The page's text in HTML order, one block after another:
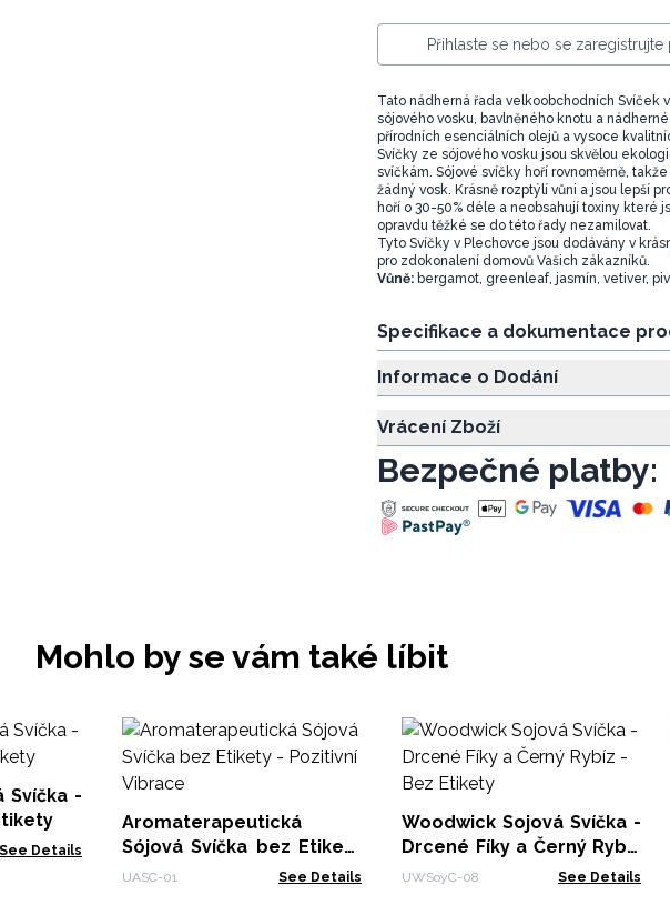
Přihlaste se nebo se
Tato nádherná řada velkoobchodních Svíček
sójového vosku, bavlněného knotu a
přírodních esenciálních olejů a vysoce
Svíčky ze sójového vosku jsou skvělou
svíčkám. Sójové svíčky hoří rovnoměrně,
žádný vosk. Krásně rozptýlí vůni a jsou lepší
hoří o 30-50% déle a neobsahují toxiny které
opravdu těžké se do této řady nezamilovat.
Tyto Svíčky v Plechovce jsou dodávány v
pro zdokonalení domovů Vašich zákazníků.
Vůně:bergamot, greenleaf, jasmín, vetiver,
Specifikace a dokumentace
Informace o Dodání
Vrácení Zboží
Bezpečné platby:
Mohlo by se vám také líbit
Svíčka -
See Details
Aromaterapeutická
Sójová Svíčka bez Etikety
- Pozitivní Vibrace
UASC-01 See Details
Woodwick Sojová Svíčka -
Drcené Fíky a Černý Rybíz
- Bez Etikety
UWSoyC-08 See Details